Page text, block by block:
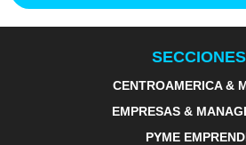
SECCIONES
CENTROAMERICA &
EMPRESAS &
PYME